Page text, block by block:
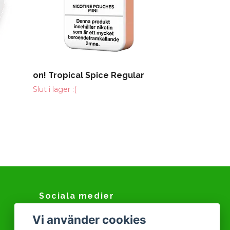
on! Tropical Spice Regular
Slut i lager :(
Sociala medier
Facebook
Vi använder cookies